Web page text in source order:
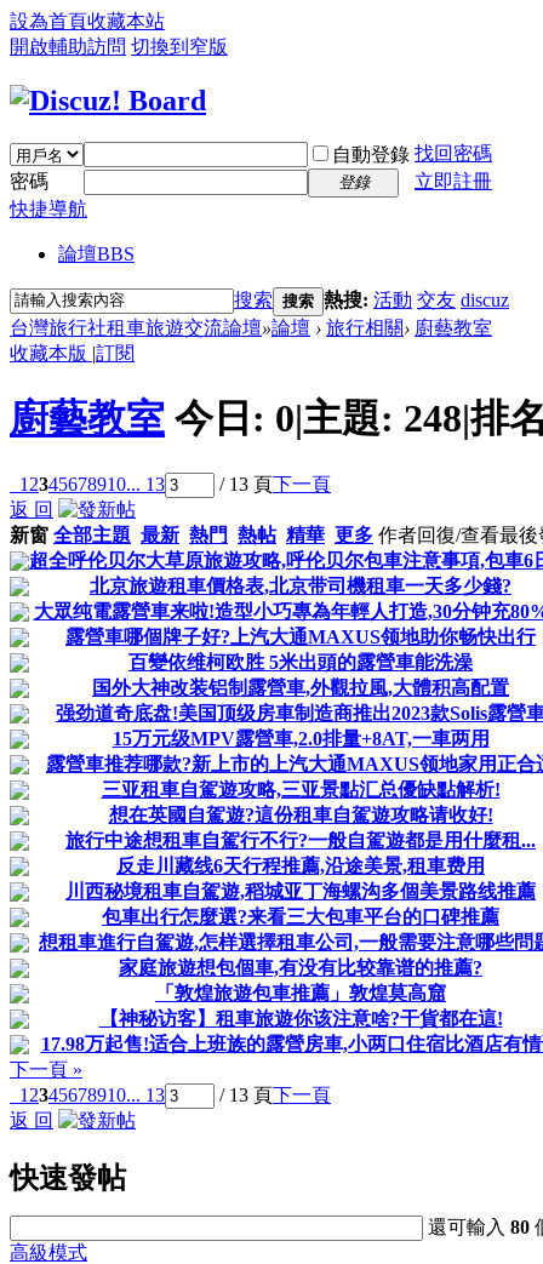
設為首頁收藏本站
開啟輔助訪問 切換到窄版
自動登錄 找回密碼
密碼
登錄
立即註冊
快捷導航
論壇BBS
搜索 搜索 熱搜: 活動 交友 discuz
台灣旅行社租車旅遊交流論壇»論壇 › 旅行相關› 廚藝教室
收藏本版 |訂閱
廚藝教室 今日: 0|主題: 248|排
1 2345678910... 13 / 13 頁下一頁
返 回
新窗 全部主題 最新 熱門 熱帖 精華 更多 作者回復/查看最後
超全呼伦贝尔大草原旅遊攻略,呼伦贝尔包車注意事項,包車6
北京旅遊租車價格表,北京带司機租車一天多少錢?
大眾纯電露營車来啦!造型小巧專為年輕人打造,30分钟充
露營車哪個牌子好?上汽大通MAXUS领地助你畅快出行
百變依维柯欧胜 5米出頭的露營車能洗澡
国外大神改装铝制露營車,外觀拉風,大體积高配置
强劲道奇底盘!美国顶级房車制造商推出2023款Solis露營
15万元级MPV露營車,2.0排量+8AT,一車两用
露營車推荐哪款?新上市的上汽大通MAXUS领地家用正合
三亚租車自駕遊攻略,三亚景點汇总優缺點解析!
想在英國自駕遊?這份租車自駕遊攻略请收好!
旅行中途想租車自駕行不行?一般自駕遊都是用什麼租...
反走川藏线6天行程推薦,沿途美景,租車费用
川西秘境租車自駕遊,稻城亚丁海螺沟多個美景路线推薦
包車出行怎麼選?来看三大包車平台的口碑推薦
想租車進行自駕遊,怎样選擇租車公司,一般需要注意哪些問
家庭旅遊想包個車,有没有比较靠谱的推薦?
「敦煌旅遊包車推薦」敦煌莫高窟
【神秘访客】租車旅遊你该注意啥?干貨都在這!
17.98万起售!适合上班族的露營房車,小两口住宿比酒店有
下一頁 »
1 2345678910... 13 / 13 頁下一頁
返 回
快速發帖
還可輸入80
高級模式